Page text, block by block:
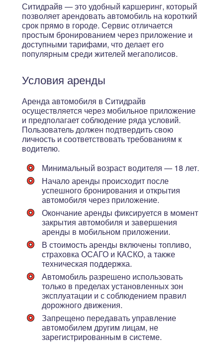
Ситидрайв — это удобный каршеринг, который
позволяет арендовать автомобиль на короткий
срок прямо в городе. Сервис отличается
простым бронированием через приложение и
доступными тарифами, что делает его
популярным среди жителей мегаполисов.
Условия аренды
Аренда автомобиля в Ситидрайв
осуществляется через мобильное приложение
и предполагает соблюдение ряда условий.
Пользователь должен подтвердить свою
личность и соответствовать требованиям к
водителю.
Минимальный возраст водителя — 18 лет.
Начало аренды происходит после
успешного бронирования и открытия
автомобиля через приложение.
Окончание аренды фиксируется в момент
закрытия автомобиля и завершения
аренды в мобильном приложении.
В стоимость аренды включены топливо,
страховка ОСАГО и КАСКО, а также
техническая поддержка.
Автомобиль разрешено использовать
только в пределах установленных зон
эксплуатации и с соблюдением правил
дорожного движения.
Запрещено передавать управление
автомобилем другим лицам, не
зарегистрированным в системе.